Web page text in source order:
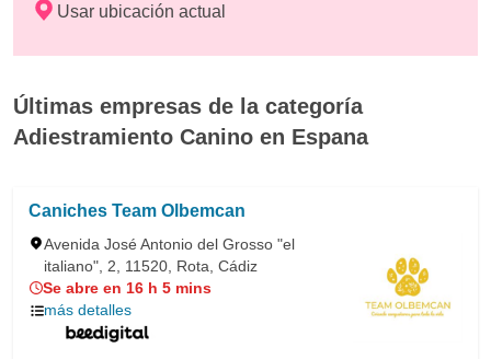
Usar ubicación actual
Últimas empresas de la categoría
Adiestramiento Canino en Espana
Caniches Team Olbemcan
Avenida José Antonio del Grosso "el
italiano", 2, 11520, Rota, Cádiz
Se abre en 16 h 5 mins
más detalles